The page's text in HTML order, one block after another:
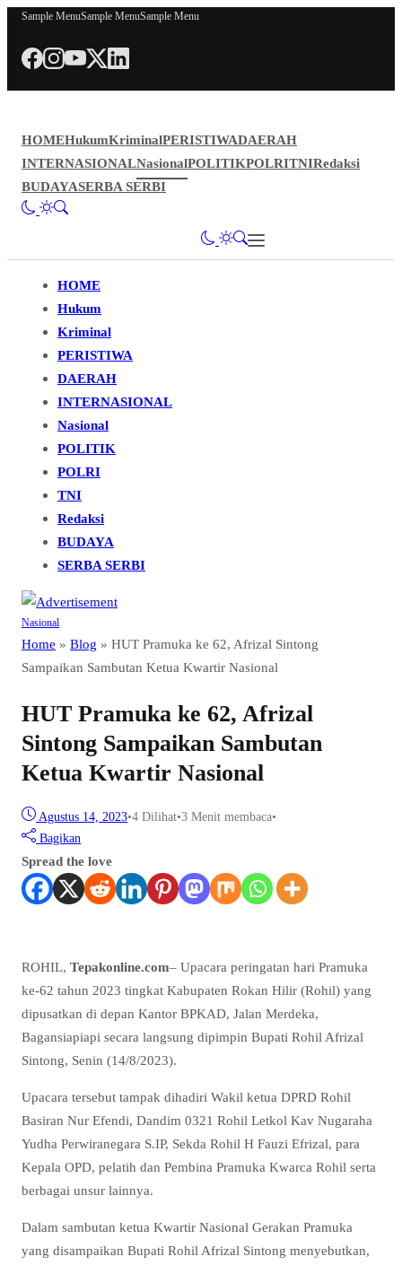
Sample MenuSample MenuSample Menu
HOMEHukumKriminalPERISTIWADAERAH
INTERNASIONALNasionalPOLITIKPOLRITNIRedaksi
BUDAYASERBA SERBI
HOME
Hukum
Kriminal
PERISTIWA
DAERAH
INTERNASIONAL
Nasional
POLITIK
POLRI
TNI
Redaksi
BUDAYA
SERBA SERBI
Nasional
Home » Blog » HUT Pramuka ke 62, Afrizal Sintong
Sampaikan Sambutan Ketua Kwartir Nasional
HUT Pramuka ke 62, Afrizal
Sintong Sampaikan Sambutan
Ketua Kwartir Nasional
Agustus 14, 2023•4 Dilihat•3 Menit membaca•
Bagikan
Spread the love
ROHIL, Tepakonline.com– Upacara peringatan hari Pramuka
ke-62 tahun 2023 tingkat Kabupaten Rokan Hilir (Rohil) yang
dipusatkan di depan Kantor BPKAD, Jalan Merdeka,
Bagansiapiapi secara langsung dipimpin Bupati Rohil Afrizal
Sintong, Senin (14/8/2023).
Upacara tersebut tampak dihadiri Wakil ketua DPRD Rohil
Basiran Nur Efendi, Dandim 0321 Rohil Letkol Kav Nugaraha
Yudha Perwiranegara S.IP, Sekda Rohil H Fauzi Efrizal, para
Kepala OPD, pelatih dan Pembina Pramuka Kwarca Rohil serta
berbagai unsur lainnya.
Dalam sambutan ketua Kwartir Nasional Gerakan Pramuka
yang disampaikan Bupati Rohil Afrizal Sintong menyebutkan,